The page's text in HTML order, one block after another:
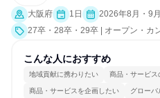
大阪府 1日
2026年8月・9
27卒・28卒・29卒 | オープン・カ
こんな人におすすめ
地域貢献に携わりたい 商品・サービス
商品・サービスを企画したい グローバ